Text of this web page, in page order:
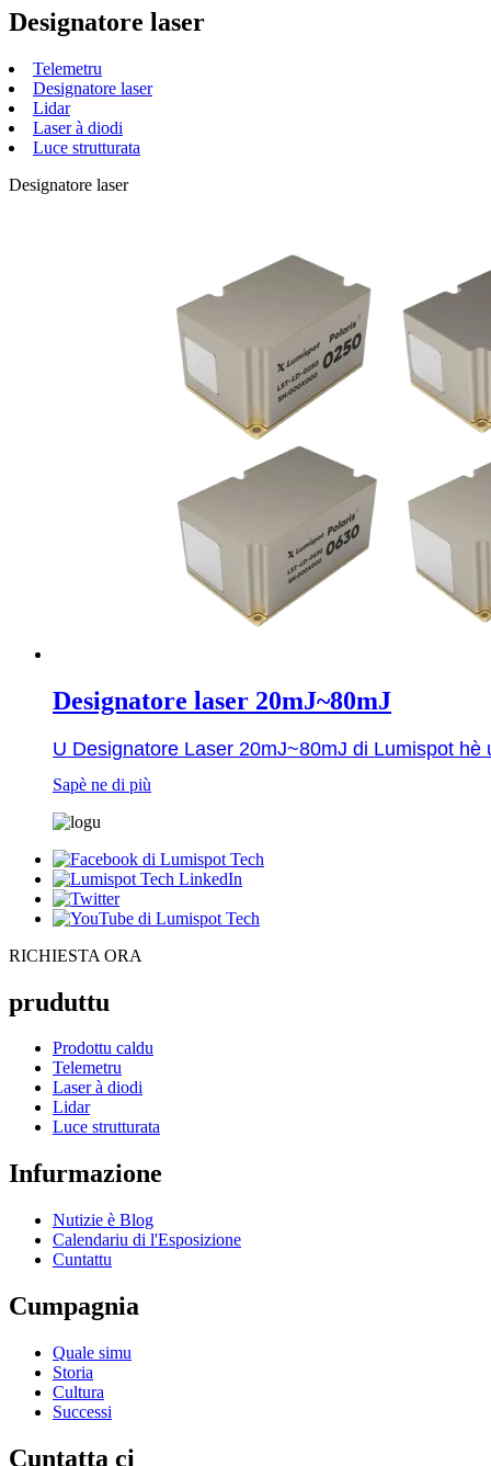
Designatore laser
Telemetru
Designatore laser
Lidar
Laser à diodi
Luce strutturata
Designatore laser
Designatore laser 20mJ~80mJ
U Designatore Laser 20mJ~80mJ di Lumispot
Sapè ne di più
RICHIESTA ORA
pruduttu
Prodottu caldu
Telemetru
Laser à diodi
Lidar
Luce strutturata
Infurmazione
Nutizie è Blog
Calendariu di l'Esposizione
Cuntattu
Cumpagnia
Quale simu
Storia
Cultura
Successi
Cuntatta ci